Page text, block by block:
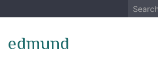
to
Search
for:
edmund